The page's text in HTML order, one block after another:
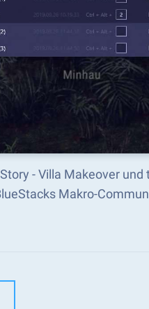
- Villa Makeover
Makro-